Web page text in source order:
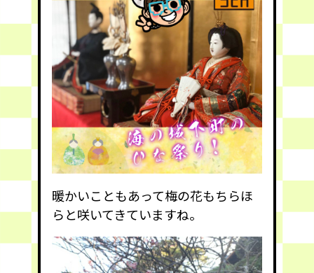
暖かいこともあって梅の花もちらほ
らと咲いてきていますね。